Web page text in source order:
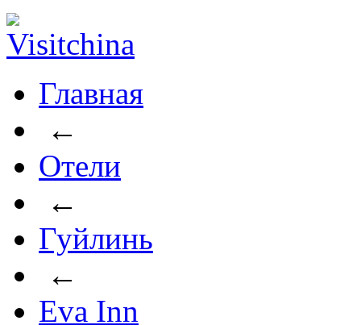
Главная
←
Отели
←
Гуйлинь
←
Eva Inn